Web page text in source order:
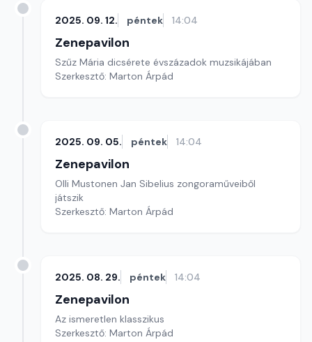
2025. 09. 12. péntek 14:04
Zenepavilon
Szűz Mária dicsérete évszázadok muzsikájában
Szerkesztő: Marton Árpád
2025. 09. 05. péntek 14:04
Zenepavilon
Olli Mustonen Jan Sibelius zongoraműveiből
játszik
Szerkesztő: Marton Árpád
2025. 08. 29. péntek 14:04
Zenepavilon
Az ismeretlen klasszikus
Szerkesztő: Marton Árpád